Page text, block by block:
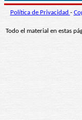
Política de Privacidad -
Todo el material en estas